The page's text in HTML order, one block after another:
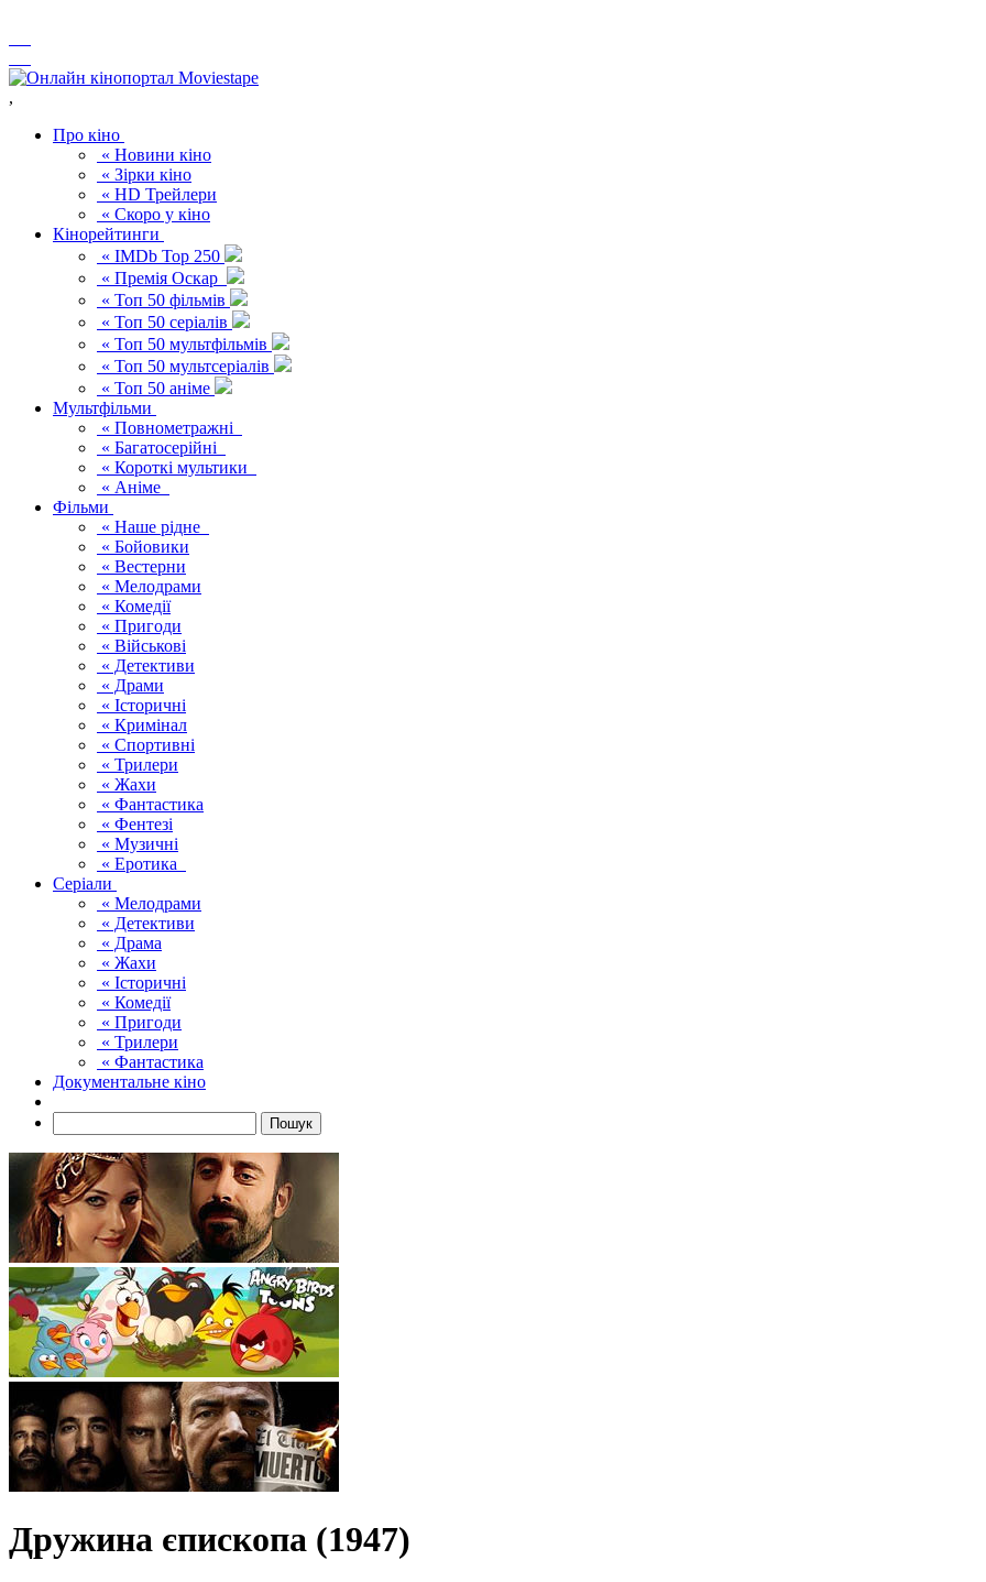
,
Про кіно
« Новини кіно
« Зірки кіно
« HD Трейлери
« Скоро у кіно
Кінорейтинги
« IMDb Top 250
« Премія Оскар
« Топ 50 фільмів
« Топ 50 серіалів
« Топ 50 мультфільмів
« Топ 50 мультсеріалів
« Топ 50 аніме
Мультфільми
« Повнометражні
« Багатосерійні
« Короткі мультики
« Аніме
Фільми
« Наше рідне
« Бойовики
« Вестерни
« Мелодрами
« Комедії
« Пригоди
« Військові
« Детективи
« Драми
« Історичні
« Кримінал
« Спортивні
« Трилери
« Жахи
« Фантастика
« Фентезі
« Музичні
« Еротика
Серіали
« Мелодрами
« Детективи
« Драма
« Жахи
« Історичні
« Комедії
« Пригоди
« Трилери
« Фантастика
Документальне кіно
Пошук
Дружина єпископа (1947)